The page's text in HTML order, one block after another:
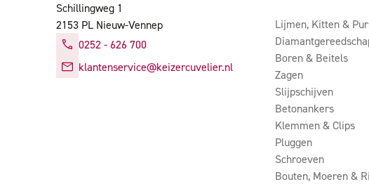
Schillingweg 1
2153 PL Nieuw-Vennep
0252 - 626 700
klantenservice@keizercuvelier.nl
Lijmen, Kitten &
Boren & Beitels
Zagen
Slijpschijven
Betonankers
Klemmen & Clips
Pluggen
Schroeven
Bouten, Moeren &